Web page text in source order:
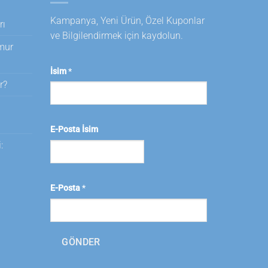
Kampanya, Yeni Ürün, Özel Kuponlar
ve Bilgilendirmek için kaydolun.
İsim*
E-Posta İsim
E-Posta*
GÖNDER